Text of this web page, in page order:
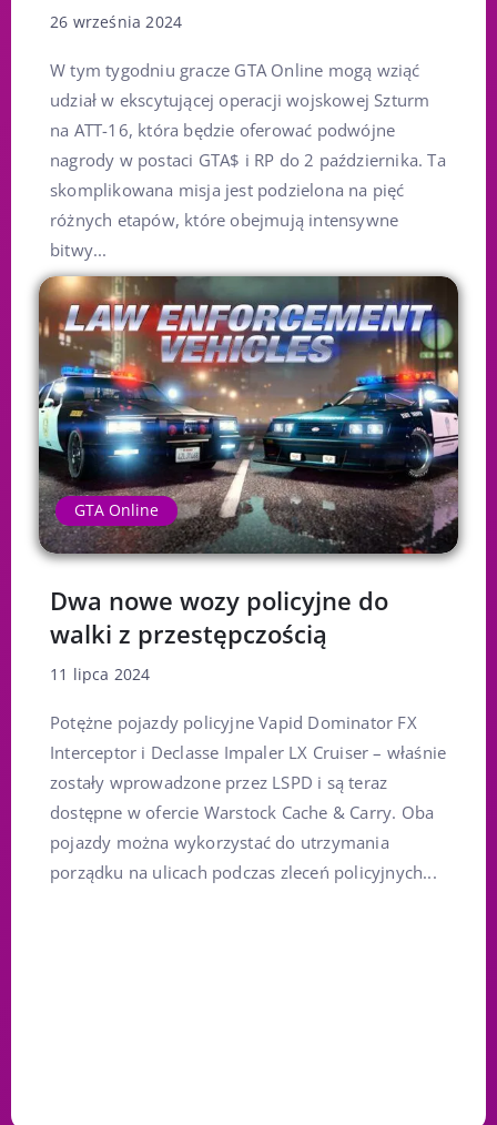
26 września 2024
W tym tygodniu gracze GTA Online mogą wziąć
udział w ekscytującej operacji wojskowej Szturm
na ATT-16, która będzie oferować podwójne
nagrody w postaci GTA$ i RP do 2 października. Ta
skomplikowana misja jest podzielona na pięć
różnych etapów, które obejmują intensywne
bitwy...
GTA Online
Dwa nowe wozy policyjne do
walki z przestępczością
11 lipca 2024
Potężne pojazdy policyjne Vapid Dominator FX
Interceptor i Declasse Impaler LX Cruiser – właśnie
zostały wprowadzone przez LSPD i są teraz
dostępne w ofercie Warstock Cache & Carry. Oba
pojazdy można wykorzystać do utrzymania
porządku na ulicach podczas zleceń policyjnych...